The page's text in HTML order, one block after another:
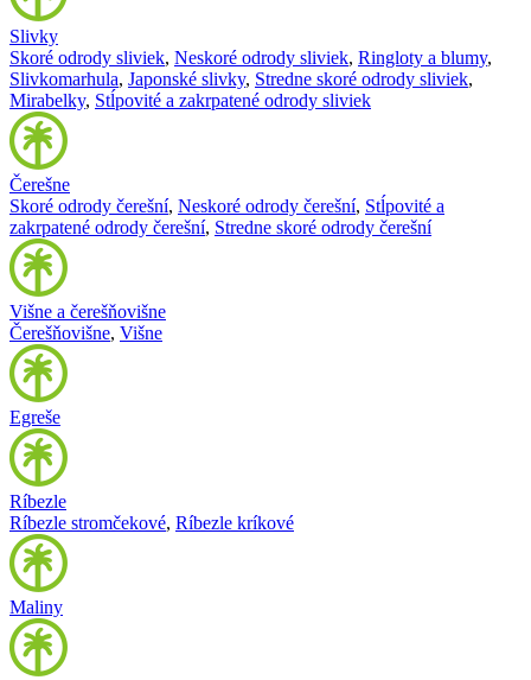
Slivky
Skoré odrody sliviek, Neskoré odrody sliviek, Ringloty a blumy,
Slivkomarhula, Japonské slivky, Stredne skoré odrody sliviek,
Mirabelky, Stĺpovité a zakrpatené odrody sliviek
Čerešne
Skoré odrody čerešní, Neskoré odrody čerešní, Stĺpovité a
zakrpatené odrody čerešní, Stredne skoré odrody čerešní
Višne a čerešňovišne
Čerešňovišne, Višne
Egreše
Ríbezle
Ríbezle stromčekové, Ríbezle kríkové
Maliny